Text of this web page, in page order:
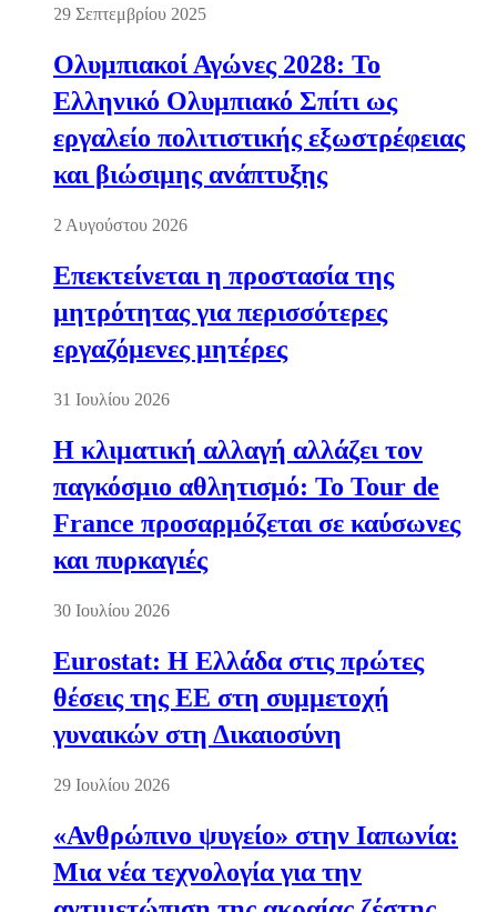
29 Σεπτεμβρίου 2025
Ολυμπιακοί Αγώνες 2028: Το
Ελληνικό Ολυμπιακό Σπίτι ως
εργαλείο πολιτιστικής εξωστρέφειας
και βιώσιμης ανάπτυξης
2 Αυγούστου 2026
Επεκτείνεται η προστασία της
μητρότητας για περισσότερες
εργαζόμενες μητέρες
31 Ιουλίου 2026
Η κλιματική αλλαγή αλλάζει τον
παγκόσμιο αθλητισμό: Το Tour de
France προσαρμόζεται σε καύσωνες
και πυρκαγιές
30 Ιουλίου 2026
Eurostat: Η Ελλάδα στις πρώτες
θέσεις της ΕΕ στη συμμετοχή
γυναικών στη Δικαιοσύνη
29 Ιουλίου 2026
«Ανθρώπινο ψυγείο» στην Ιαπωνία:
Μια νέα τεχνολογία για την